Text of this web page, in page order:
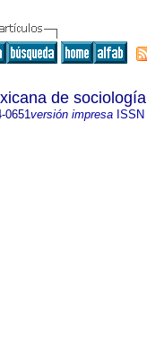
de sociología
0651versión impresaISSN